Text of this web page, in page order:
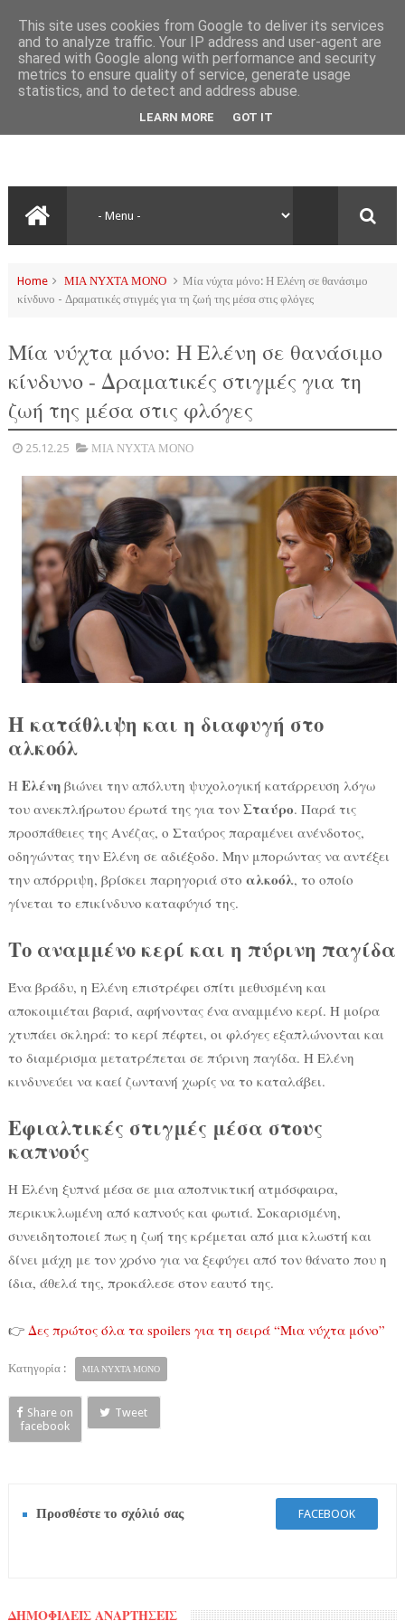
Home ΜΙΑ ΝΥΧΤΑ ΜΟΝΟ
Μία νύχτα μόνο: Η Ελένη σε θανάσιμο
κίνδυνο - Δραματικές στιγμές για τη ζωή της μέσα στις φλόγες
Μία νύχτα μόνο: Η Ελένη σε θανάσιμο
κίνδυνο - Δραματικές στιγμές για τη
ζωή της μέσα στις φλόγες
25.12.25 ΜΙΑ ΝΥΧΤΑ ΜΟΝΟ
Η κατάθλιψη και η διαφυγή στο
αλκοόλ
Η Ελένηβιώνει την απόλυτη ψυχολογική κατάρρευση λόγω
του ανεκπλήρωτου έρωτά της για τον Σταύρο. Παρά τις
προσπάθειες της Ανέζας, ο Σταύρος παραμένει ανένδοτος,
οδηγώντας την Ελένη σε αδιέξοδο. Μην μπορώντας να αντέξει
την απόρριψη, βρίσκει παρηγοριά στο αλκοόλ, το οποίο
γίνεται το επικίνδυνο καταφύγιό της.
Το αναμμένο κερί και η πύρινη παγίδα
Ένα βράδυ, η Ελένη επιστρέφει σπίτι μεθυσμένη και
αποκοιμιέται βαριά, αφήνοντας ένα αναμμένο κερί. Η μοίρα
χτυπάει σκληρά: το κερί πέφτει, οι φλόγες εξαπλώνονται και
το διαμέρισμα μετατρέπεται σε πύρινη παγίδα. Η Ελένη
κινδυνεύει να καεί ζωντανή χωρίς να το καταλάβει.
Εφιαλτικές στιγμές μέσα στους
καπνούς
Η Ελένη ξυπνά μέσα σε μια αποπνικτική ατμόσφαιρα,
περικυκλωμένη από καπνούς και φωτιά. Σοκαρισμένη,
συνειδητοποιεί πως η ζωή της κρέμεται από μια κλωστή και
δίνει μάχη με τον χρόνο για να ξεφύγει από τον θάνατο που η
ίδια, άθελά της, προκάλεσε στον εαυτό της.
👉 Δες πρώτος όλα τα spoilers για τη σειρά “Μια νύχτα μόνο”
Κατηγορία : ΜΙΑ ΝΥΧΤΑ ΜΟΝΟ
Share on
facebook
Tweet
Προσθέστε το σχόλιό σας FACEBOOK
ΔΗΜΟΦΙΛΕΙΣ ΑΝΑΡΤΗΣΕΙΣ
This site uses cookies from Google to deliver its services
and to analyze traffic. Your IP address and user-agent are
shared with Google along with performance and security
metrics to ensure quality of service, generate usage
statistics, and to detect and address abuse.
LEARN MORE GOT IT